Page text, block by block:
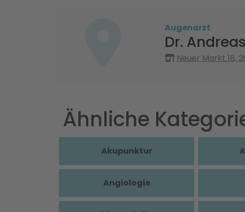
Augenarzt
Dr.
Neuer Markt 18,
Ähnliche
Akupunktur
Angiologie